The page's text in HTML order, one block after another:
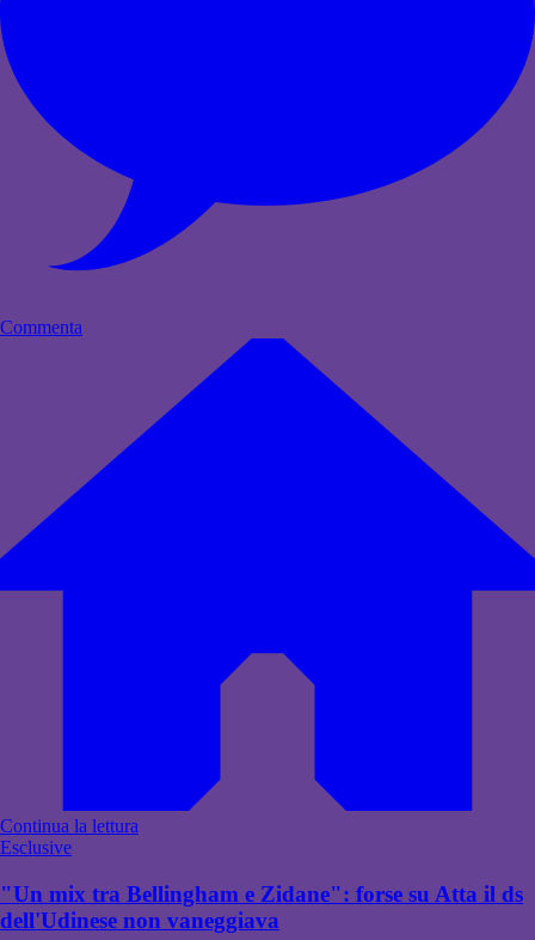
Commenta
Continua la lettura
Esclusive
"Un mix tra Bellingham e Zidane": forse su Atta il ds
dell'Udinese non vaneggiava